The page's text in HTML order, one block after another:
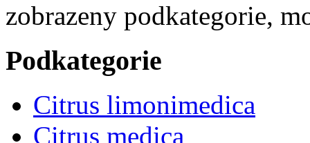
zobrazeny podkategorie,
Podkategorie
Citrus limonimedica
Citrus medica